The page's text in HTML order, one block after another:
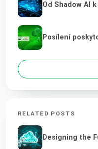
Od Shadow AI
Posílení
RELATED POSTS
Designing the